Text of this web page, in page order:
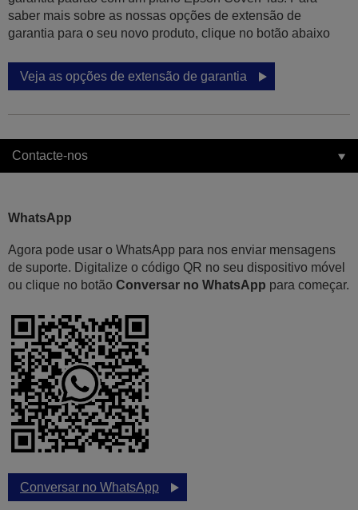
saber mais sobre as nossas opções de extensão de
garantia para o seu novo produto, clique no botão abaixo
Veja as opções de extensão de garantia
Contacte-nos
WhatsApp
Agora pode usar o WhatsApp para nos enviar mensagens
de suporte. Digitalize o código QR no seu dispositivo móvel
ou clique no botão Conversar no WhatsApp para começar.
Conversar no WhatsApp